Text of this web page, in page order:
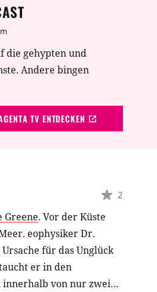
die gehypten und
Andere bingen
TV ENTDECKEN
2
Greene. Vor der Küste
eophysiker Dr.
für das Unglück
er in den
innerhalb von nur zwei